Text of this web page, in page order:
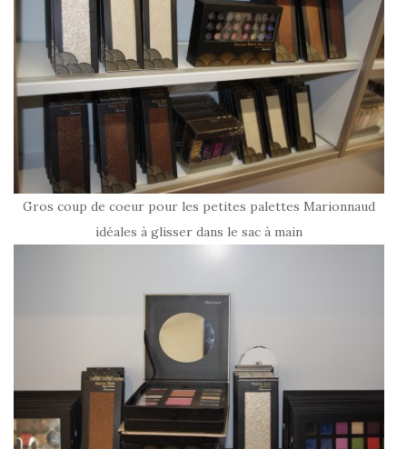
Gros coup de coeur pour les petites palettes Marionnaud
idéales à glisser dans le sac à main